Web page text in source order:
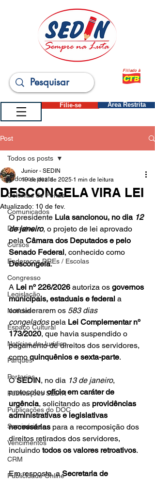
Filiado à
Filie-se Área Restrita
Post
Todos os posts
Colônias de Férias
Comunicados
Decretos
Cursos
Endereços DREs / Escolas
Congresso
Legislação
Notícias
Espaço Cultural
Notícias do Jurídico
Parques
Portarias
Publicações SEDIN
Publicações do DOC
Seminários
Vencimentos
CRM
Publicidade Online
Todos os posts
DESCONGELA VIRA LEI
Junior - SEDIN
19 de dez. de 2025 1 min de leitura
Atualizado: 10 de fev.
O presidente Lula sancionou, no dia 12
de janeiro, o projeto de lei aprovado
pela Câmara dos Deputados e pelo
Senado Federal, conhecido como
Descongela.
A Lei nº 226/2026 autoriza os governos
municipais, estaduais e federal a
considerarem os 583 dias
congelados pela Lei Complementar nº
173/2020, que havia suspendido o
pagamento de direitos dos servidores,
como quinquênios e sexta-parte.
O SEDIN, no dia 13 de janeiro,
protocolou ofício em caráter de
urgência, solicitando as providências
administrativas e legislativas
necessárias para a recomposição dos
direitos retirados dos servidores,
incluindo todos os valores retroativos.
Em resposta, a Secretaria de